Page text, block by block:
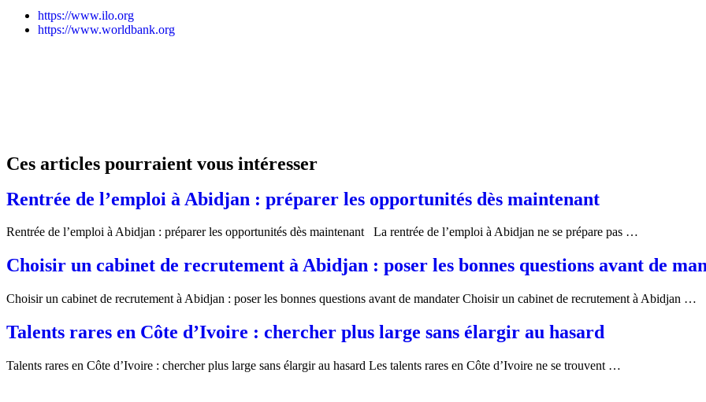
https://www.ilo.org
https://www.worldbank.org
Ces articles pourraient vous intéresser
Rentrée de l’emploi à Abidjan : préparer les opportunités dès maintenant
Rentrée de l’emploi à Abidjan : préparer les opportunités dès maintenant La rentrée de l’emploi à Abidjan ne se prépare pas …
Choisir un cabinet de recrutement à Abidjan : poser les bonnes questions avant de
Choisir un cabinet de recrutement à Abidjan : poser les bonnes questions avant de mandater Choisir un cabinet de recrutement à Abidjan …
Talents rares en Côte d’Ivoire : chercher plus large sans élargir au hasard
Talents rares en Côte d’Ivoire : chercher plus large sans élargir au hasard Les talents rares en Côte d’Ivoire ne se trouvent …